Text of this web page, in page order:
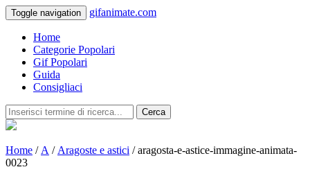
Toggle navigation gifanimate.com
Home
Categorie Popolari
Gif Popolari
Guida
Consigliaci
Cerca
Home / A / Aragoste e astici / aragosta-e-astice-immagine-animata-
0023